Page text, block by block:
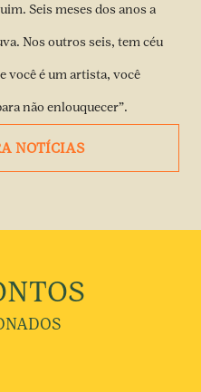
Seis meses dos anos a
Nos outros seis, tem céu
você é um artista, você
não enlouquecer”.
NOTÍCIAS